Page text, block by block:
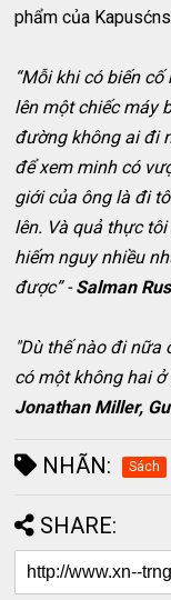
phẩm của
“Mỗi khi có biến
lên một chiếc máy
đường không ai đi
để xem minh có
giới của ông là đi
lên. Và quả thực
hiếm nguy nhiều
được” -Salman
"Dù thế nào đi nữa
có một không hai
Jonathan Miller,
NHÃN: Sách
SHARE: